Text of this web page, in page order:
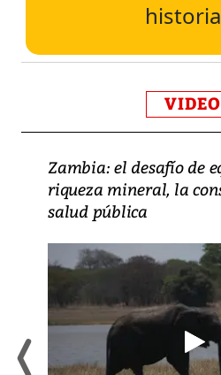
Zambia: el desafío de
riqueza mineral, la
salud pública